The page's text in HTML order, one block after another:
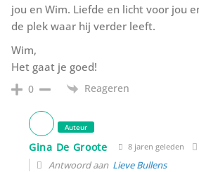
jou en Wim. Liefde en licht voor jou
de plek waar hij verder leeft.
Wim,
Het gaat je goed!
0 Reageren
Auteur
Gina De Groote 8 jaren geleden
Antwoord aan Lieve Bullens